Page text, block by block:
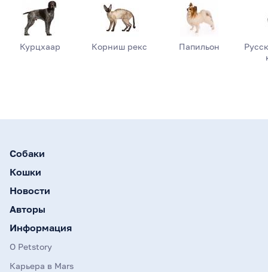
Курцхаар Корниш рекс Папильон
Собаки
Кошки
Новости
Авторы
Информация
О Petstory
Карьера в Mars